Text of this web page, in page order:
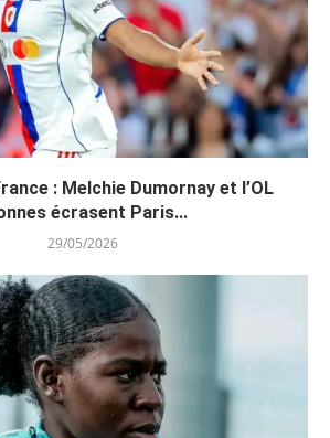
: Melchie Dumornay et l’OL
écrasent Paris...
29/05/2026